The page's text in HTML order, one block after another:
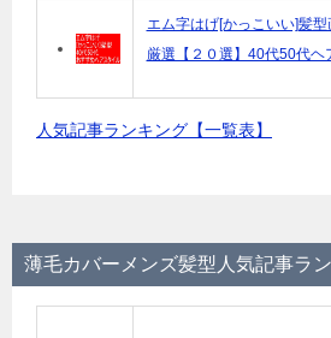
エム字はげ[かっこいい]髪
厳選【２０選】40代50代ヘ
人気記事ランキング【一覧表】
薄毛カバーメンズ髪型人気記事ラ